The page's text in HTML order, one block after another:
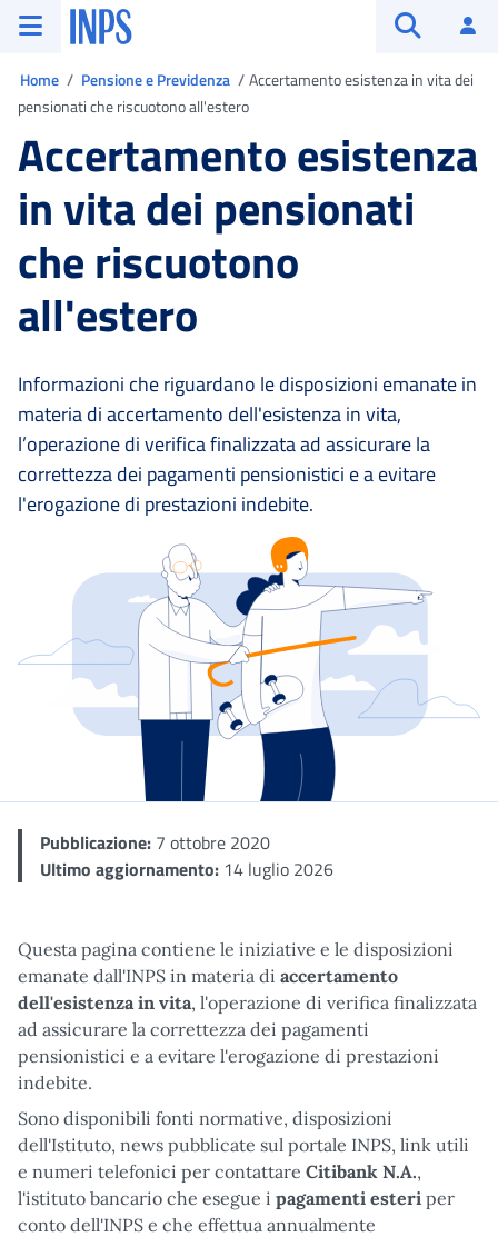
Vai al menu principale
Vai al contenuto principale
Vai al pie' di pagina
INPS ()
Home Pensione e Previdenza
Accertamento esistenza in vita dei
pensionati che riscuotono all'estero
Accertamento esistenza
in vita dei pensionati
che riscuotono
all'estero
Informazioni che riguardano le disposizioni emanate in
materia di accertamento dell'esistenza in vita,
l’operazione di verifica finalizzata ad assicurare la
correttezza dei pagamenti pensionistici e a evitare
l'erogazione di prestazioni indebite.
Dettaglio
Pubblicazione: 7 ottobre 2020
Ultimo aggiornamento: 14 luglio 2026
Questa pagina contiene le iniziative e le disposizioni
emanate dall'INPS in materia di accertamento
dell'esistenza in vita, l'operazione di verifica finalizzata
ad assicurare la correttezza dei pagamenti
pensionistici e a evitare l'erogazione di prestazioni
indebite.
Sono disponibili fonti normative, disposizioni
dell'Istituto, news pubblicate sul portale INPS, link utili
e numeri telefonici per contattare Citibank N.A.,
l'istituto bancario che esegue i pagamenti esteri per
conto dell'INPS e che effettua annualmente